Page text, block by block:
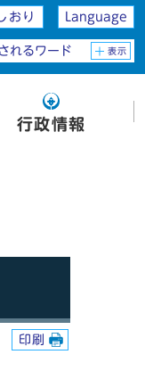
おり Language
れるワード 表示
行政情報
印刷